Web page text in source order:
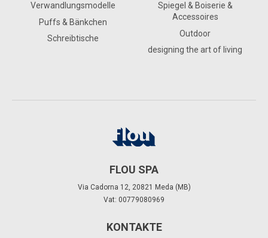
Verwandlungsmodelle
Puffs & Bänkchen
Schreibtische
Spiegel & Boiserie &
Accessoires
Outdoor
designing the art of living
FLOU SPA
Via Cadorna 12, 20821 Meda (MB)
Vat: 00779080969
KONTAKTE